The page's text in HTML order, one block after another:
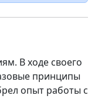
В ходе своего
принципы
опыт работы с